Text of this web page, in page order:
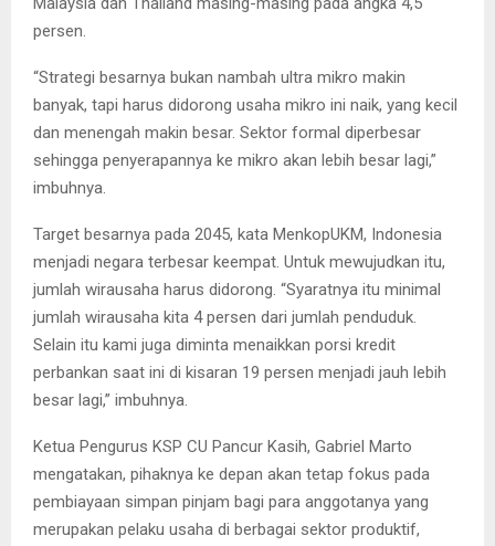
persen.
“Strategi besarnya bukan nambah ultra mikro makin
banyak, tapi harus didorong usaha mikro ini naik, yang kecil
dan menengah makin besar. Sektor formal diperbesar
sehingga penyerapannya ke mikro akan lebih besar lagi,”
imbuhnya.
Target besarnya pada 2045, kata MenkopUKM, Indonesia
menjadi negara terbesar keempat. Untuk mewujudkan itu,
jumlah wirausaha harus didorong. “Syaratnya itu minimal
jumlah wirausaha kita 4 persen dari jumlah penduduk.
Selain itu kami juga diminta menaikkan porsi kredit
perbankan saat ini di kisaran 19 persen menjadi jauh lebih
besar lagi,” imbuhnya.
Ketua Pengurus KSP CU Pancur Kasih, Gabriel Marto
mengatakan, pihaknya ke depan akan tetap fokus pada
pembiayaan simpan pinjam bagi para anggotanya yang
merupakan pelaku usaha di berbagai sektor produktif,